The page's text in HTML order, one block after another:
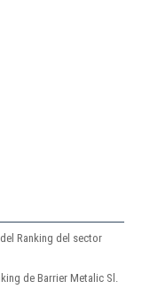
Ranking del sector
de Barrier Metalic Sl.